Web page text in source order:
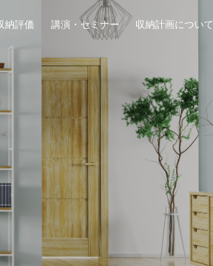
納評価 講演・セミナー 収納計画について